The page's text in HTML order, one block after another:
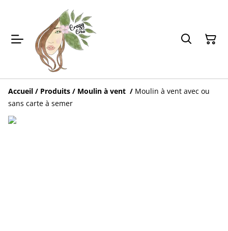
Accueil / Produits / Moulin à vent / Moulin à vent avec ou
sans carte à semer